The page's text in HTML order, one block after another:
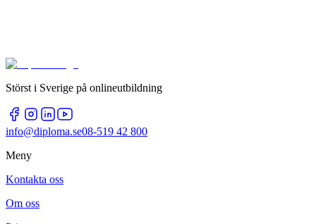
Störst i Sverige på onlineutbildning
info@diploma.se08-519 42 800
Meny
Kontakta oss
Om oss